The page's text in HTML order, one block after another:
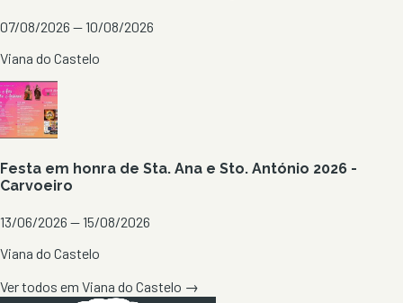
07/08/2026 — 10/08/2026
Viana do Castelo
Festa em honra de Sta. Ana e Sto. António 2026 -
Carvoeiro
13/06/2026 — 15/08/2026
Viana do Castelo
Ver todos em Viana do Castelo →